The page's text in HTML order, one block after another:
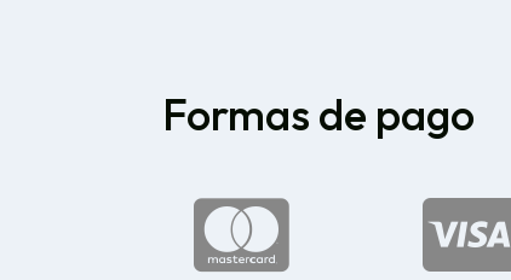
Formas de pago
 